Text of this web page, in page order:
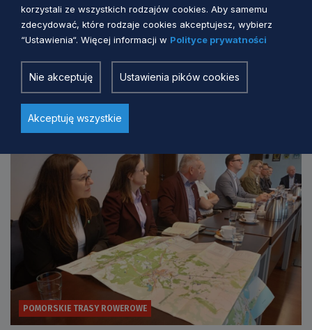
odpowiedzią na kryzys energetyczny i
drogi transport
POMORSKIE TRASY ROWEROWE
korzystali ze wszystkich rodzajów cookies. Aby samemu
zdecydować, które rodzaje cookies akceptujesz, wybierz
“Ustawienia“. Więcej informacji w Polityce prywatności
Nie akceptuję Ustawienia pików cookies
Akceptuję wszystkie